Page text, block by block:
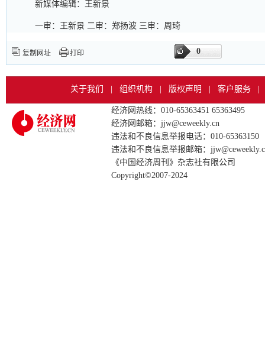
新媒体编辑：王新景
一审：王新景 二审：郑扬波 三审：周琦
复制网址 打印 0
关于我们 组织机构 版权声明 客户服务
经济网热线：010-65363451 65363495
经济网邮箱：jjw@ceweekly.cn
违法和不良信息举报电话：010-65363150
违法和不良信息举报邮箱：
《中国经济周刊》杂志社有限公司
Copyright©2007-2024